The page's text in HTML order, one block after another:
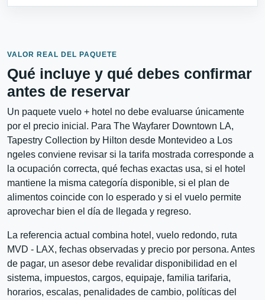
VALOR REAL DEL PAQUETE
Qué incluye y qué debes confirmar
antes de reservar
Un paquete vuelo + hotel no debe evaluarse únicamente
por el precio inicial. Para The Wayfarer Downtown LA,
Tapestry Collection by Hilton desde Montevideo a Los
ngeles conviene revisar si la tarifa mostrada corresponde a
la ocupación correcta, qué fechas exactas usa, si el hotel
mantiene la misma categoría disponible, si el plan de
alimentos coincide con lo esperado y si el vuelo permite
aprovechar bien el día de llegada y regreso.
La referencia actual combina hotel, vuelo redondo, ruta
MVD - LAX, fechas observadas y precio por persona. Antes
de pagar, un asesor debe revalidar disponibilidad en el
sistema, impuestos, cargos, equipaje, familia tarifaria,
horarios, escalas, penalidades de cambio, políticas del